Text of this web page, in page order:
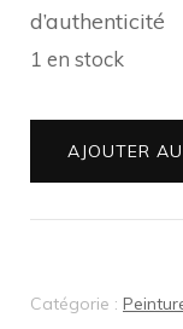
d’authenticité
1 en stock
quantité
M04
AJOUTER
Catégorie :